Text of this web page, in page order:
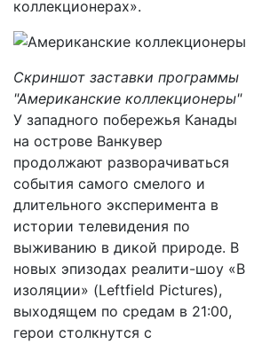
коллекционерах».
Скриншот заставки программы
"Американские коллекционеры"
У западного побережья Канады
на острове Ванкувер
продолжают разворачиваться
события самого смелого и
длительного эксперимента в
истории телевидения по
выживанию в дикой природе. В
новых эпизодах реалити-шоу «В
изоляции» (Leftfield Pictures),
выходящем по средам в 21:00,
герои столкнутся с